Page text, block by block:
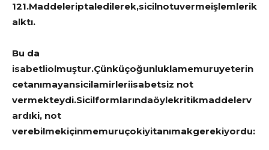
121.Maddeleriptaledilerek,sicilnotuvermeişlemlerik
alktı.
Bu da
isabetliolmuştur.Çünküçoğunluklamemuruyeterin
cetanımayansicilamirleriisabetsiz not
vermekteydi.Sicilformlarındaöylekritikmaddelerv
ardıki, not
verebilmekiçinmemuruçokiyitanımakgerekiyordu: